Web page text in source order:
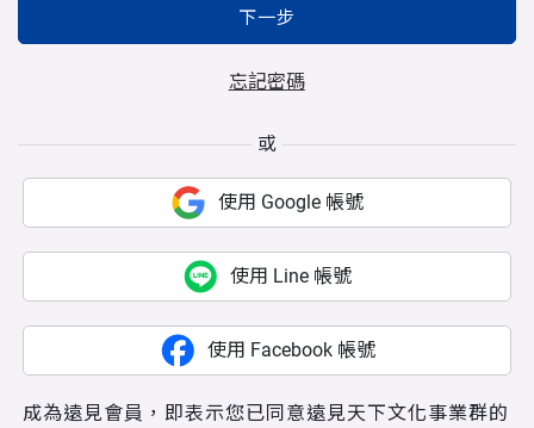
下一步
忘記密碼
或
使用 Google 帳號
使用 Line 帳號
使用 Facebook 帳號
成為遠見會員，即表示您已同意遠見天下文化事業群的